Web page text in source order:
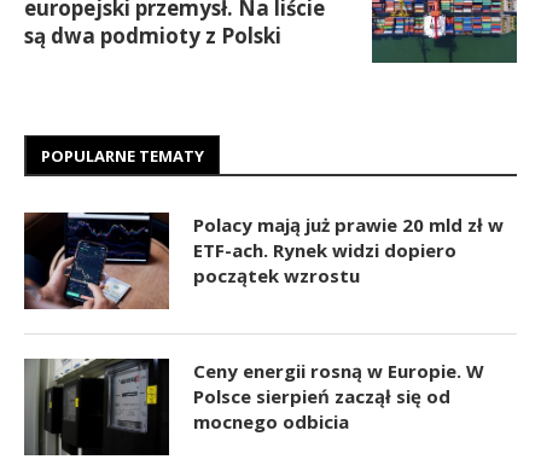
europejski przemysł. Na liście
są dwa podmioty z Polski
POPULARNE TEMATY
Polacy mają już prawie 20 mld zł w
ETF-ach. Rynek widzi dopiero
początek wzrostu
Ceny energii rosną w Europie. W
Polsce sierpień zaczął się od
mocnego odbicia